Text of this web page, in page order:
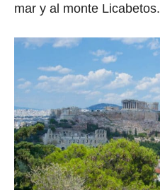
mar y al monte Licabetos.